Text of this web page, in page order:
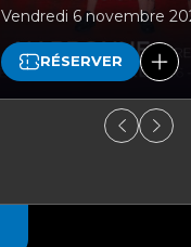
Vendredi 6 novembre
RÉSERVER